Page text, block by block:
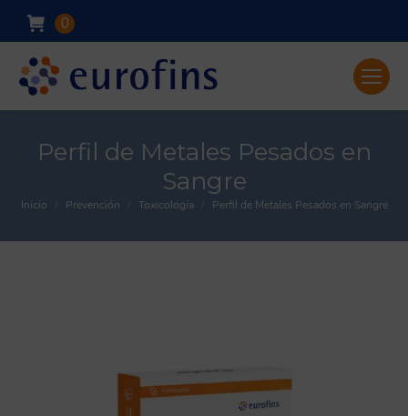
0
Perfil de Metales Pesados en
Sangre
You are here:
Inicio Prevención Toxicología Perfil de Metales Pesados en Sangre